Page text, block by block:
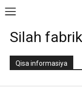
Silah
Qisa informasiya